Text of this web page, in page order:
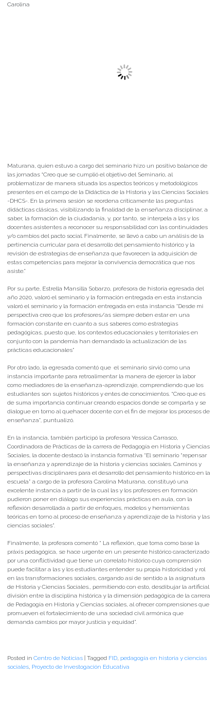
Carolina
Maturana, quien estuvo a cargo del seminario hizo un positivo balance de
las jornadas “Creo que se cumplió el objetivo del Seminario, al
problematizar de manera situada los aspectos teóricos y metodológicos
presentes en el campo de la Didáctica de la Historia y las Ciencias Sociales
-DHCS-. En la primera sesión se reordena críticamente las preguntas
didácticas clásicas, visibilizando la finalidad de la enseñanza disciplinar, a
saber, la formación de la ciudadanía, y, por tanto, se interpela a las y los
docentes asistentes a reconocer su responsabilidad con las continuidades
y/o cambios del pacto social. Finalmente, se llevó a cabo un análisis de la
pertinencia curricular para el desarrollo del pensamiento histórico y la
revisión de estrategias de enseñanza que favorecen la adquisición de
estas competencias para mejorar la convivencia democrática que nos
asiste.”
Por su parte, Estrella Mansilla Sobarzo, profesora de historia egresada del
año 2020, valoró el seminario y la formación entregada en esta instancia
valoró el seminario y la formación entregada en esta instancia “Desde mi
perspectiva creo que los profesores/as siempre deben estar en una
formación constante en cuanto a sus saberes como estrategias
pedagógicas, puesto que, los contextos educacionales y territoriales en
conjunto con la pandemia han demandado la actualización de las
prácticas educacionales”
Por otro lado, la egresada comentó que el seminario sirvió como una
instancia importante para retroalimentar la manera de ejercer la labor
como mediadores de la enseñanza-aprendizaje, comprendiendo que los
estudiantes son sujetos históricos y entes de conocimientos. “Creo que es
de suma importancia continuar creando espacios donde se comparta y se
dialogue en torno al quehacer docente con el fin de mejorar los procesos de
enseñanza”, puntualizó.
En la instancia, también participó la profesora Yessica Carrasco,
Coordinadora de Prácticas de la carrera de Pedagogía en Historia y Ciencias
Sociales, la docente destacó la instancia formativa “El seminario “repensar
la enseñanza y aprendizaje de la historia y ciencias sociales. Caminos y
perspectivas disciplinares para el desarrollo del pensamiento histórico en la
escuela” a cargo de la profesora Carolina Maturana, constituyó una
excelente instancia a partir de la cual las y los profesores en formación
pudieron poner en diálogo sus experiencias prácticas en aula, con la
reflexión desarrollada a partir de enfoques, modelos y herramientas
teóricas en torno al proceso de enseñanza y aprendizaje de la historia y las
ciencias sociales”.
Finalmente, la profesora comentó “ La reflexión, que toma como base la
práxis pedagógica, se hace urgente en un presente histórico caracterizado
por una conflictividad que tiene un correlato histórico cuya comprensión
puede facilitar a las y los estudiantes entender su propia historicidad y rol
en las transformaciones sociales, cargando así de sentido a la asignatura
de Historia y Ciencias Sociales., permitiendo con esto, desdibujar la artificial
división entre la disciplina histórica y la dimensión pedagógica de la carrera
de Pedagogía en Historia y Ciencias sociales, al ofrecer comprensiones que
promueven el fortalecimiento de una sociedad civil armónica que
demanda cambios por mayor justicia y equidad”.
Posted in Centro de Noticias Tagged FID, pedagogía en historia y ciencias
sociales, Proyecto de Investogación Educativa